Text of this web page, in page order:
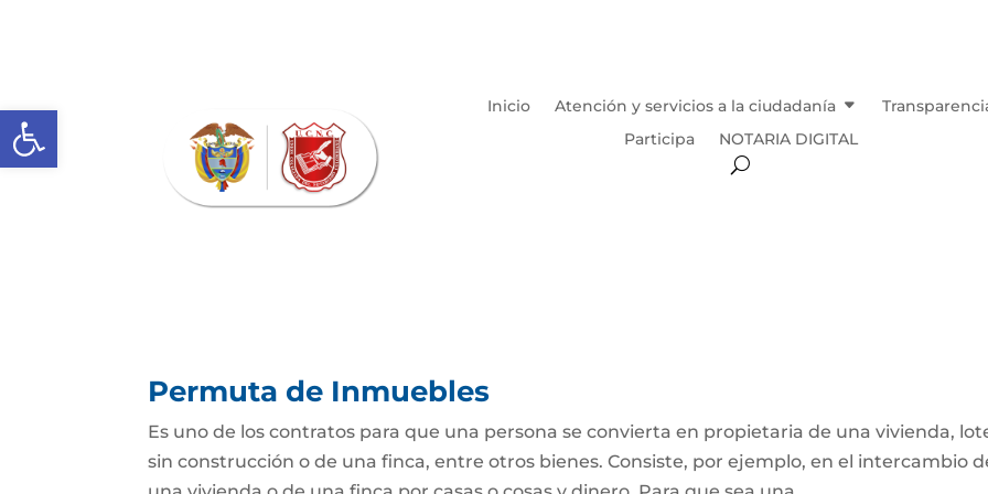
Abrir barra de herramientas Inicio Atención y servicios a la ciudadanía
Participa
NOTARIA DIGITAL
Permuta de Inmuebles
Es uno de los contratos para que una persona se convierta en propietaria de una vivienda,
sin construcción o de una finca, entre otros bienes. Consiste, por ejemplo, en el intercambio